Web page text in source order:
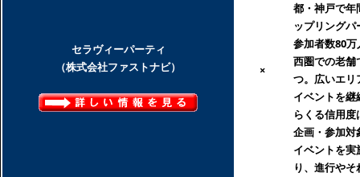
セラヴィーパーティ
（株式会社ファストナビ） ×
都・神戸で年
ップリング
参加者数80
西圏での老舗
つ。広いエリ
イベントを
らくる信用
企画・参加対
イベントを
り、進行や